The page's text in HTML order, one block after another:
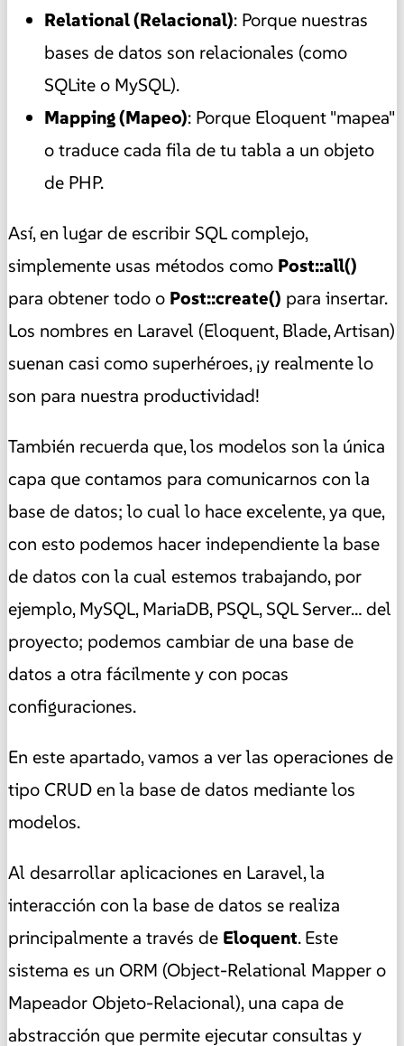
Relational (Relacional): Porque nuestras
bases de datos son relacionales (como
SQLite o MySQL).
Mapping (Mapeo): Porque Eloquent "mapea"
o traduce cada fila de tu tabla a un objeto
de PHP.
Así, en lugar de escribir SQL complejo,
simplemente usas métodos como Post::all()
para obtener todo o Post::create() para insertar.
Los nombres en Laravel (Eloquent, Blade, Artisan)
suenan casi como superhéroes, ¡y realmente lo
son para nuestra productividad!
También recuerda que, los modelos son la única
capa que contamos para comunicarnos con la
base de datos; lo cual lo hace excelente, ya que,
con esto podemos hacer independiente la base
de datos con la cual estemos trabajando, por
ejemplo, MySQL, MariaDB, PSQL, SQL Server… del
proyecto; podemos cambiar de una base de
datos a otra fácilmente y con pocas
configuraciones.
En este apartado, vamos a ver las operaciones de
tipo CRUD en la base de datos mediante los
modelos.
Al desarrollar aplicaciones en Laravel, la
interacción con la base de datos se realiza
principalmente a través de Eloquent. Este
sistema es un ORM (Object-Relational Mapper o
Mapeador Objeto-Relacional), una capa de
abstracción que permite ejecutar consultas y